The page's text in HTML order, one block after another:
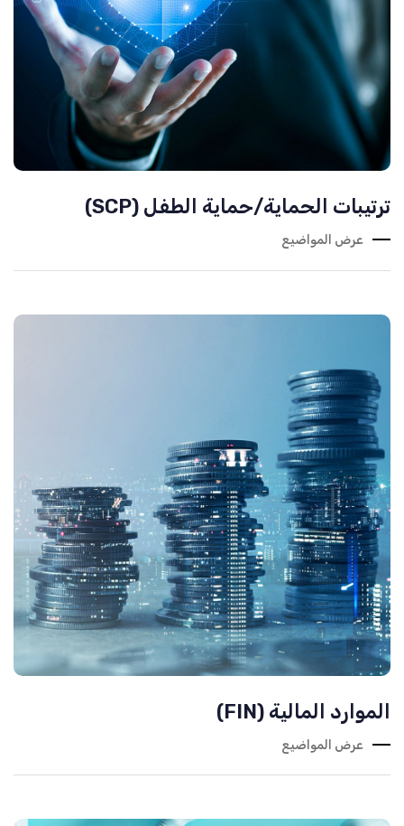
ترتيبات الحماية/حماية الطفل (SCP)
عرض المواضيع
الموارد المالية (FIN)
عرض المواضيع